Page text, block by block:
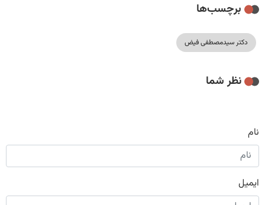
برچسب‌ها
دکتر سیدمصطفی فیض
نظر شما
نام
ایمیل